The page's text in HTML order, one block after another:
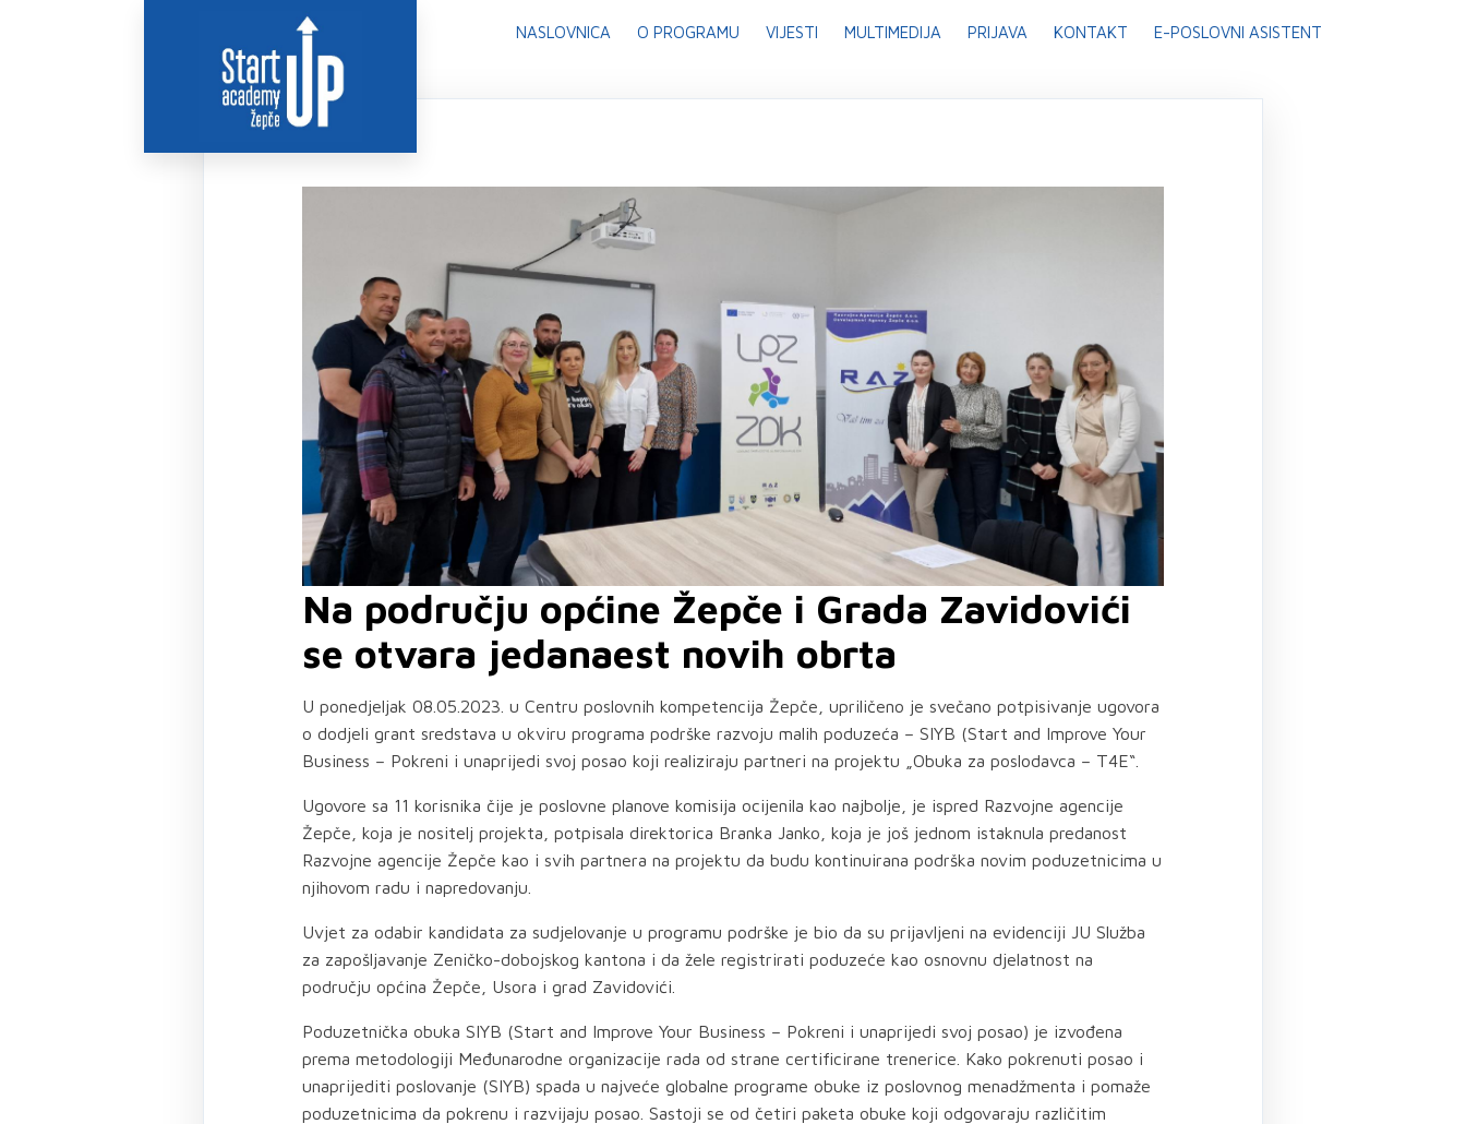
NASLOVNICA O PROGRAMU VIJESTI MULTIMEDIJA PRIJAVA KONTAKT E-POSLOVNI ASISTENT
Na području općine Žepče i Grada Zavidovići
se otvara jedanaest novih obrta
U ponedjeljak 08.05.2023. u Centru poslovnih kompetencija Žepče, upriličeno je svečano potpisivanje ugovora
o dodjeli grant sredstava u okviru programa podrške razvoju malih poduzeća – SIYB (Start and Improve Your
Business – Pokreni i unaprijedi svoj posao koji realiziraju partneri na projektu „Obuka za poslodavca – T4E“.
Ugovore sa 11 korisnika čije je poslovne planove komisija ocijenila kao najbolje, je ispred Razvojne agencije
Žepče, koja je nositelj projekta, potpisala direktorica Branka Janko, koja je još jednom istaknula predanost
Razvojne agencije Žepče kao i svih partnera na projektu da budu kontinuirana podrška novim poduzetnicima u
njihovom radu i napredovanju.
Uvjet za odabir kandidata za sudjelovanje u programu podrške je bio da su prijavljeni na evidenciji JU Služba
za zapošljavanje Zeničko-dobojskog kantona i da žele registrirati poduzeće kao osnovnu djelatnost na
području općina Žepče, Usora i grad Zavidovići.
Poduzetnička obuka SIYB (Start and Improve Your Business – Pokreni i unaprijedi svoj posao) je izvođena
prema metodologiji Međunarodne organizacije rada od strane certificirane trenerice. Kako pokrenuti posao i
unaprijediti poslovanje (SIYB) spada u najveće globalne programe obuke iz poslovnog menadžmenta i pomaže
poduzetnicima da pokrenu i razvijaju posao. Sastoji se od četiri paketa obuke koji odgovaraju različitim